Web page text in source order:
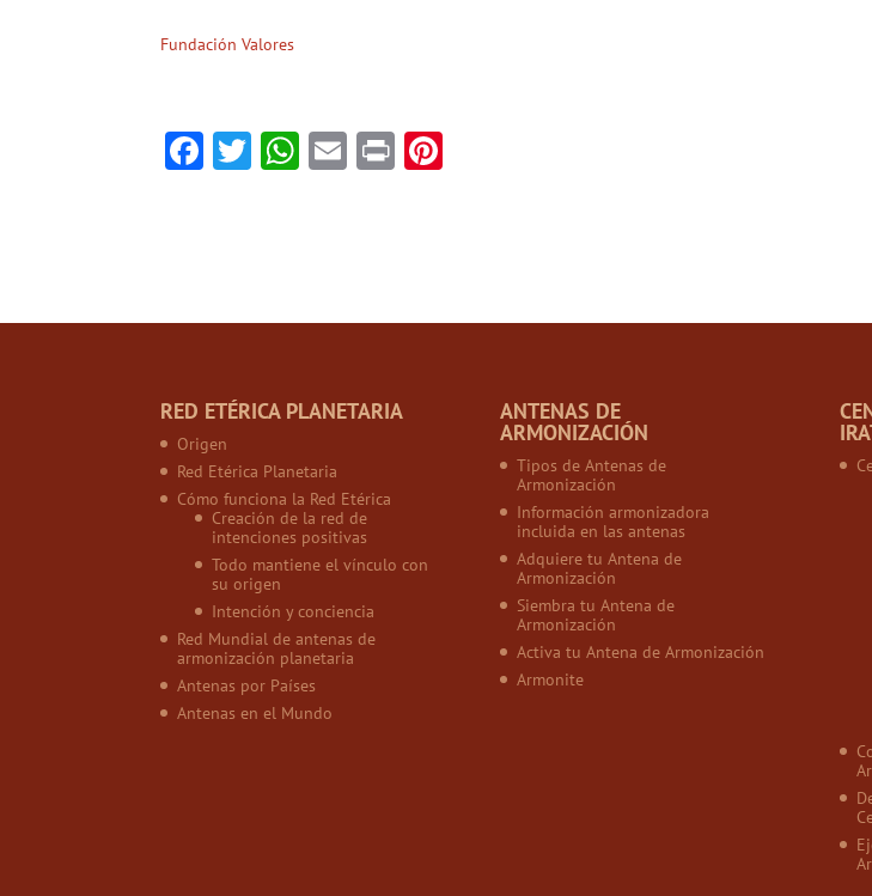
Fundación Valores
F T W E Pr
RED ETÉRICA PLANETARIA
Origen
Red Etérica Planetaria
Cómo funciona la Red Etérica
Creación de la red de
intenciones positivas
Todo mantiene el vínculo con
su origen
Intención y conciencia
Red Mundial de antenas de
armonización planetaria
Antenas por Países
Antenas en el Mundo
ANTENAS DE
ARMONIZACIÓN
Tipos de Antenas de
Armonización
Información armonizadora
incluida en las antenas
Adquiere tu Antena de
Armonización
Siembra tu Antena de
Armonización
Activa tu Antena de Armonización
Armonite